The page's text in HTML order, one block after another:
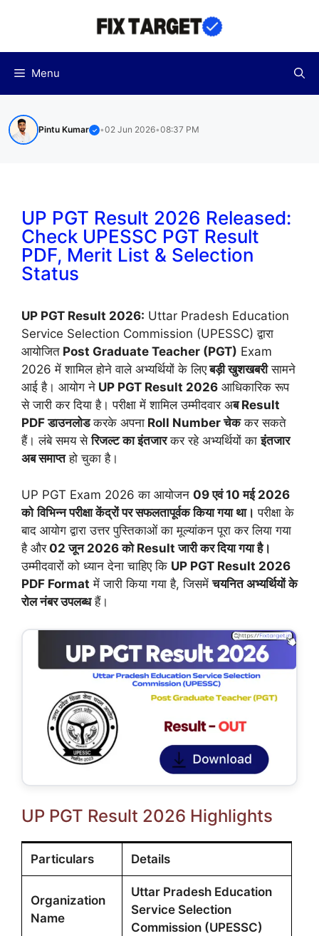
Menu
Pintu Kumar ✓ •02 Jun 2026•08:37 PM
UP PGT Result 2026 Released:
Check UPESSC PGT Result
PDF, Merit List & Selection
Status
UP PGT Result 2026: Uttar Pradesh Education
Service Selection Commission (UPESSC) द्वारा
आयोजित Post Graduate Teacher (PGT) Exam
2026 में शामिल होने वाले अभ्यर्थियों के लिएबड़ी खुशखबरीसामने
आई है। आयोग ने UP PGT Result 2026 आधिकारिक रूप
से जारी कर दिया है। परीक्षा में शामिल उम्मीदवार अब Result
PDF डाउनलोडकरके अपना Roll Number चेककर सकते
हैं। लंबे समय सेरिजल्ट का इंतजारकर रहे अभ्यर्थियों काइंतजार
अब समाप्तहो चुका है।
UP PGT Exam 2026 का आयोजन 09 एवं 10 मई 2026
को विभिन्न परीक्षा केंद्रों पर सफलतापूर्वक किया गया था। परीक्षा के
बाद आयोग द्वारा उत्तर पुस्तिकाओं का मूल्यांकन पूरा कर लिया गया
है और02 जून 2026 को Result जारी कर दिया गया है।
उम्मीदवारों को ध्यान देना चाहिए कि UP PGT Result 2026
PDF Format में जारी किया गया है, जिसमेंचयनित अभ्यर्थियों के
रोल नंबर उपलब्धहैं।
UP PGT Result 2026 Highlights
Particulars Details
Organization
Name
Uttar Pradesh Education
Service Selection
Commission (UPESSC)